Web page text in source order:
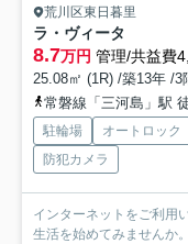
荒川区東日暮里
ラ・ヴィータ
8.7万円 管理/共益費
25.08㎡ (1R) /築13年 /3
常磐線「三河島」駅
駐輪場 オートロック
防犯カメラ
インターネットをご利用
生活を始めてみませんか